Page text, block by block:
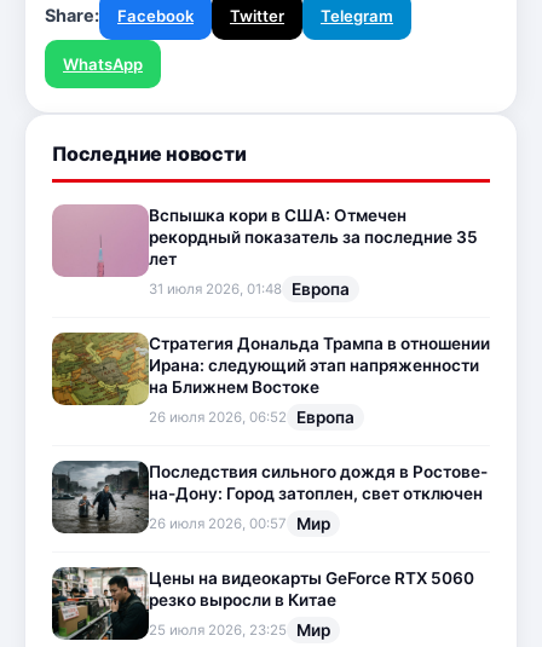
Share: Facebook Twitter Telegram
WhatsApp
Последние новости
Вспышка кори в США: Отмечен
рекордный показатель за последние 35
лет
31 июля 2026, 01:48 Европа
Стратегия Дональда Трампа в отношении
Ирана: следующий этап напряженности
на Ближнем Востоке
26 июля 2026, 06:52 Европа
Последствия сильного дождя в Ростове-
на-Дону: Город затоплен, свет отключен
26 июля 2026, 00:57 Мир
Цены на видеокарты GeForce RTX 5060
резко выросли в Китае
25 июля 2026, 23:25 Мир